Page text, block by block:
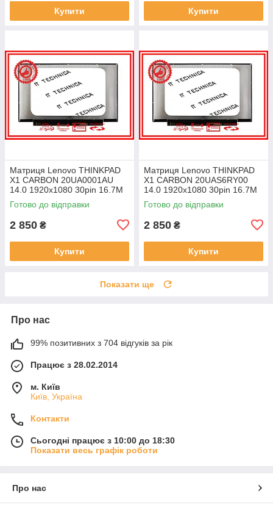
Купити Купити
Матриця Lenovo THINKPAD
X1 CARBON 20UA0001AU
14.0 1920x1080 30pin 16.7M
45% NTSC 300 cd/m² для
ноутбука
Готово до відправки
2 850 ₴
Купити
Матриця Lenovo THINKPAD
X1 CARBON 20UAS6RY00
14.0 1920x1080 30pin 16.7M
45% NTSC 300 cd/m² для
ноутбука
Готово до відправки
2 850 ₴
Купити
Показати ще
Про нас
99% позитивних з 704 відгуків за рік
Працює з 28.02.2014
м. Київ
Київ, Україна
Контакти
Сьогодні працює з 10:00 до 18:30
Показати весь графік роботи
Про нас